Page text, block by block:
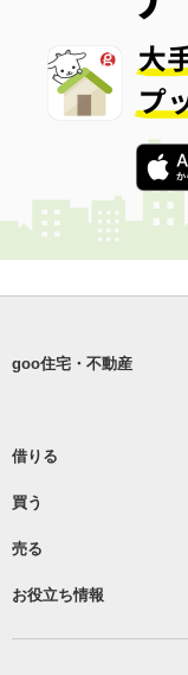
goo住宅・不動産
借りる
買う
売る
お役立ち情報